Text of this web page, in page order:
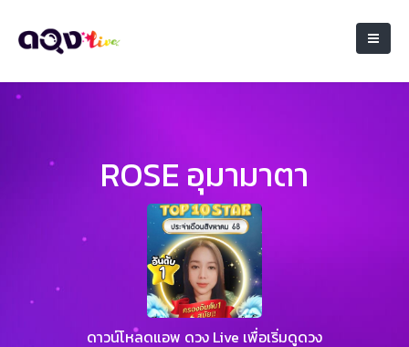
ROSE อุมามาตา
ดาวน์โหลดแอพ ดวง Live เพื่อเริ่มดูดวง